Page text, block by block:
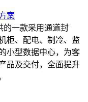
案
的一款采用通道封
柜、配电、制冷、监
小型数据中心，为客
品及交付，全面提升